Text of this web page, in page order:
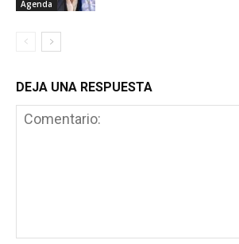
Agenda
DEJA UNA RESPUESTA